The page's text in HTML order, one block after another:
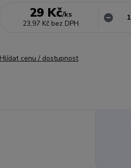
29 Kč/ks
23,97 Kč bez DPH
Hlídat cenu / dostupnost